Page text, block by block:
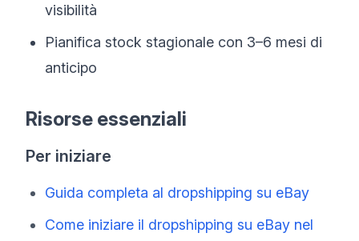
visibilità
Pianifica stock stagionale con 3–6 mesi di
anticipo
Risorse essenziali
Per iniziare
Guida completa al dropshipping su eBay
Come iniziare il dropshipping su eBay nel